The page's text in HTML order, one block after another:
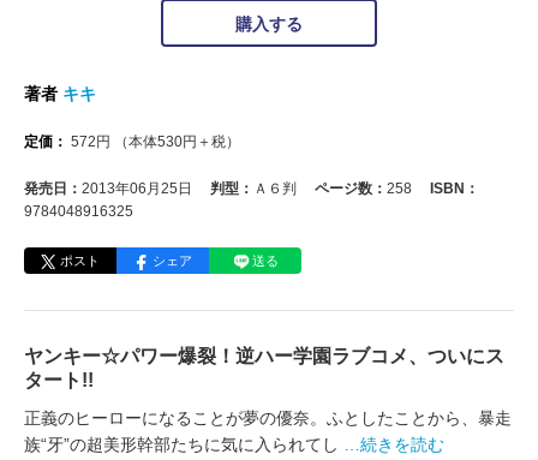
購入する
著者 キキ
定価： 572 円 （本体530円＋税）
発売日： 2013年06月25日 判型： Ａ６判 ページ数： 258
ISBN：
9784048916325
ポスト シェア 送る
ヤンキー☆パワー爆裂！逆ハー学園ラブコメ、ついにス
タート!!
正義のヒーローになることが夢の優奈。ふとしたことから、暴走
族“牙”の超美形幹部たちに気に入られてし
…続きを読む